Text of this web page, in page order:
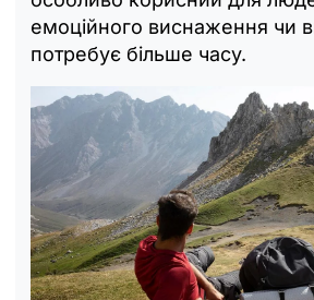
емоційного виснаження чи
потребує більше часу.